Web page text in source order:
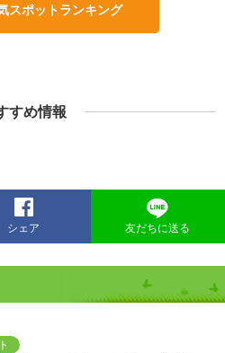
スポットランキング
すめ情報
シェア 友だちに送る